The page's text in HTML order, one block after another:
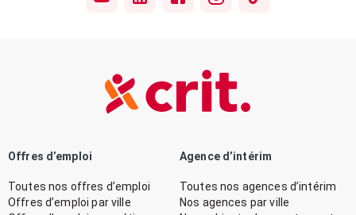
Offres d’emploi
Toutes nos offres d’emploi
Offres d’emploi par ville
Agence d’intérim
Toutes nos agences d’intérim
Nos agences par ville